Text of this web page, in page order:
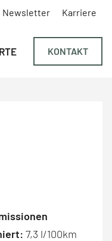
Newsletter Karriere
KONTAKT
7,3 l/100km